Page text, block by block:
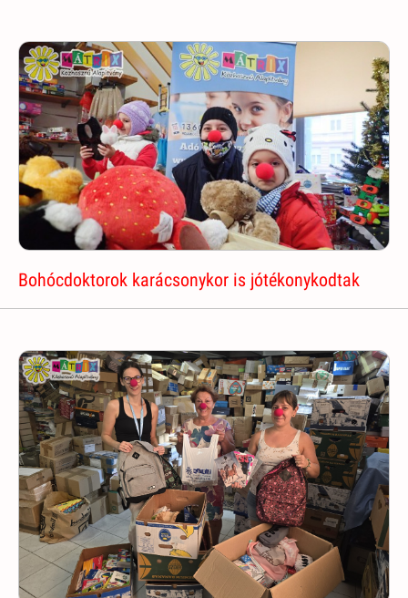
Bohócdoktorok karácsonykor is jótékonykodtak